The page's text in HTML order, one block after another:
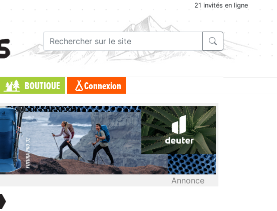
21 invités en ligne
BOUTIQUE Connexion
Annonce